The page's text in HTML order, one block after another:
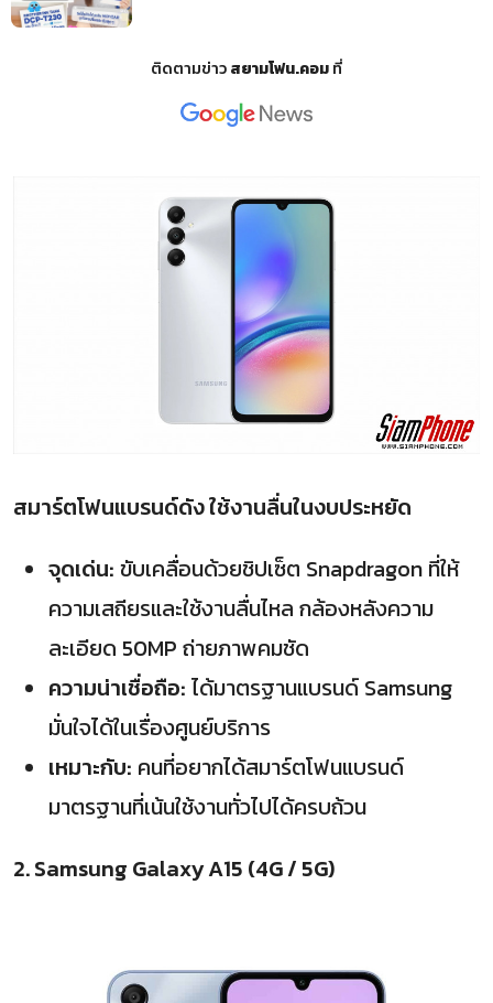
ติดตามข่าวสยามโฟน.คอมที่
สมาร์ตโฟนแบรนด์ดัง ใช้งานลื่นในงบประหยัด
จุดเด่น: ขับเคลื่อนด้วยชิปเซ็ต Snapdragon ที่ให้
ความเสถียรและใช้งานลื่นไหล กล้องหลังความ
ละเอียด 50MP ถ่ายภาพคมชัด
ความน่าเชื่อถือ: ได้มาตรฐานแบรนด์ Samsung
มั่นใจได้ในเรื่องศูนย์บริการ
เหมาะกับ: คนที่อยากได้สมาร์ตโฟนแบรนด์
มาตรฐานที่เน้นใช้งานทั่วไปได้ครบถ้วน
2. Samsung Galaxy A15 (4G / 5G)